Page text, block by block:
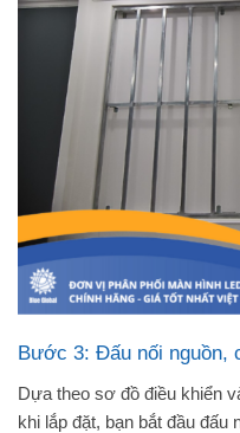
Bước 3: Đấu nối nguồn,
Dựa theo sơ đồ điều khiển
khi lắp đặt, bạn bắt đầu đấu